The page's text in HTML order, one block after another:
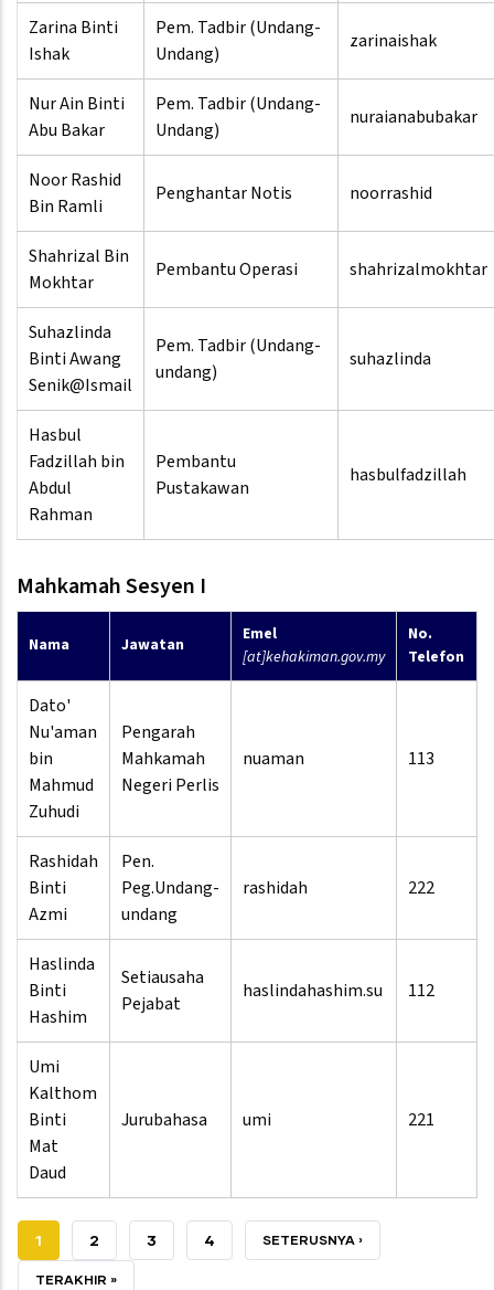
Zarina Binti
Ishak
Pem. Tadbir (Undang-
Undang)
zarinaishak
Nur Ain Binti
Abu Bakar
Pem. Tadbir (Undang-
Undang)
nuraianabubakar
Noor Rashid
Bin Ramli
Penghantar Notis noorrashid
Shahrizal Bin
Mokhtar
Pembantu Operasi shahrizalmokhtar
Suhazlinda
Binti Awang
Senik@Ismail
Pem. Tadbir (Undang-
undang)
suhazlinda
Hasbul
Fadzillah bin
Abdul
Rahman
Pembantu
Pustakawan
hasbulfadzillah
Mahkamah Sesyen I
Nama Jawatan
Emel
[at]kehakiman.gov.my
No.
Telefon
Dato'
Nu'aman
bin
Mahmud
Zuhudi
Pengarah
Mahkamah
Negeri Perlis
nuaman 113
Rashidah
Binti
Azmi
Pen.
Peg.Undang-
undang
rashidah 222
Haslinda
Binti
Hashim
Setiausaha
Pejabat
haslindahashim.su 112
Umi
Kalthom
Binti
Mat
Daud
Jurubahasa umi 221
SEMASA
HALAMAN
1 HALAMAN
2 HALAMAN
3 HALAMAN
4 SETERUSNYA
SETERUSNYA ›
TERAKHIR
TERAKHIR »